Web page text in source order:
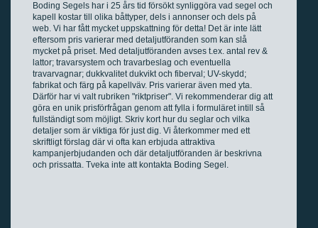
Boding Segels har i 25 års tid försökt synliggöra vad segel och
kapell kostar till olika båttyper, dels i annonser och dels på
web. Vi har fått mycket uppskattning för detta! Det är inte lätt
eftersom pris varierar med detaljutföranden som kan slå
mycket på priset. Med detaljutföranden avses t.ex. antal rev &
lattor; travarsystem och travarbeslag och eventuella
travarvagnar; dukkvalitet dukvikt och fiberval; UV-skydd;
fabrikat och färg på kapellväv. Pris varierar även med yta.
Därför har vi valt rubriken "riktpriser". Vi rekommenderar dig att
göra en unik prisförfrågan genom att fylla i formuläret intill så
fullständigt som möjligt. Skriv kort hur du seglar och vilka
detaljer som är viktiga för just dig. Vi återkommer med ett
skriftligt förslag där vi ofta kan erbjuda attraktiva
kampanjerbjudanden och där detaljutföranden är beskrivna
och prissatta. Tveka inte att kontakta Boding Segel.